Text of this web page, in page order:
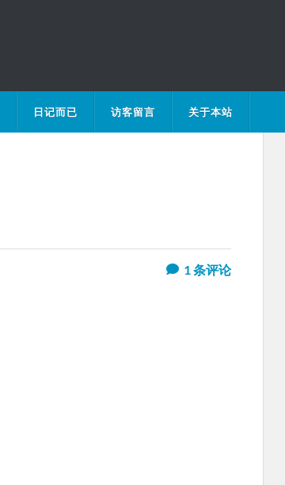
日记而已 访客留言 关于本站
1条评论